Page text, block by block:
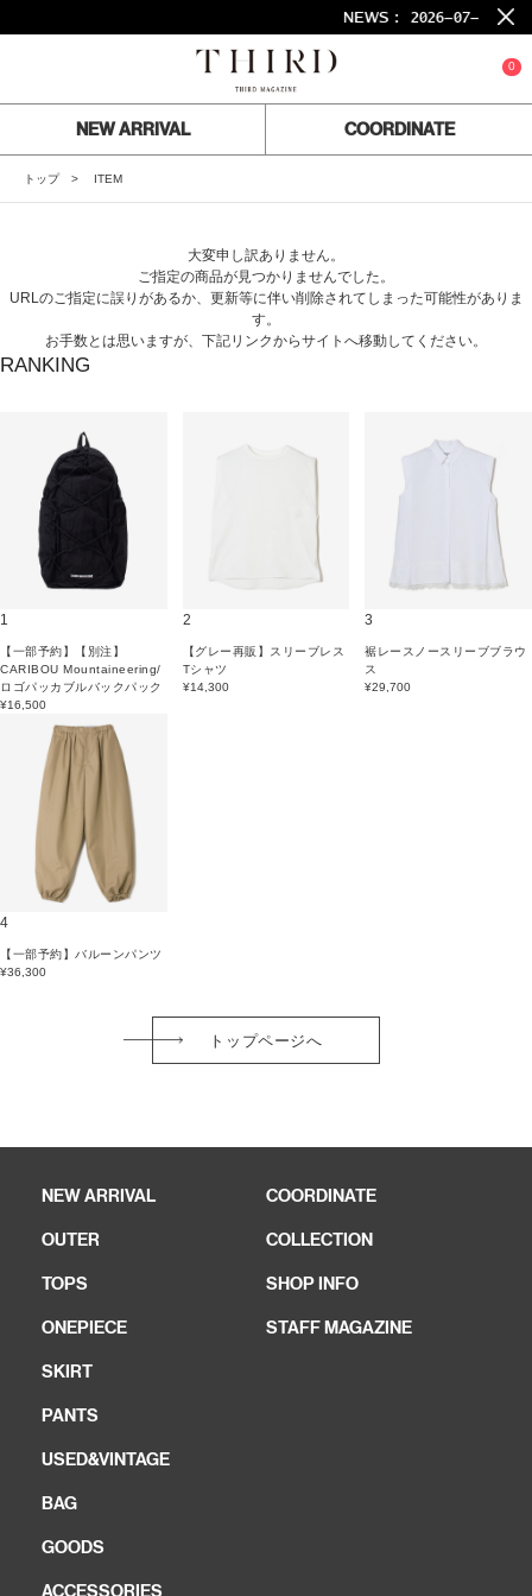
NEWS : 2026-07-24
0
NEW ARRIVAL COORDINATE
トップ ITEM
大変申し訳ありません。
ご指定の商品が見つかりませんでした。
URLのご指定に誤りがあるか、更新等に伴い削除されてしまった可能性がありま
す。
お手数とは思いますが、下記リンクからサイトへ移動してください。
RANKING
1
【一部予約】【別注】
CARIBOU Mountaineering/
ロゴパッカブルバックパック
¥16,500
2
【グレー再販】スリーブレス
Tシャツ
¥14,300
3
裾レースノースリーブブラウ
ス
¥29,700
4
【一部予約】バルーンパンツ
¥36,300
トップページへ
NEW ARRIVAL
OUTER
TOPS
ONEPIECE
SKIRT
PANTS
USED&VINTAGE
BAG
GOODS
ACCESSORIES
COORDINATE
COLLECTION
SHOP INFO
STAFF MAGAZINE